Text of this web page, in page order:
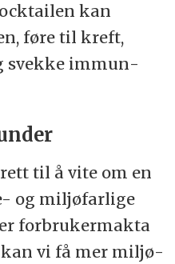
kan
føre til kreft,
svekke immun­
til å vite om en
og miljøfarlige
forbruker­makta
kan vi få mer miljø­